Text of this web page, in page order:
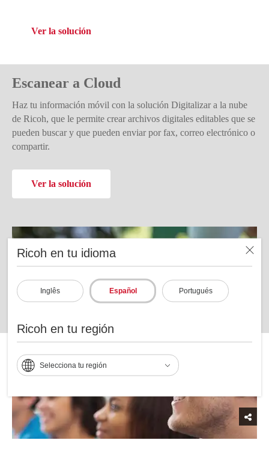
Ricoh en tu idioma
Inglês Español Portugués
Ricoh en tu región
Selecciona tu región
Ver la solución
Escanear a Cloud
Haz tu información móvil con la solución Digitalizar a la nube
de Ricoh, que le permite crear archivos digitales editables que se
pueden buscar y que pueden enviar por fax, correo electrónico o
compartir.
Ver la solución